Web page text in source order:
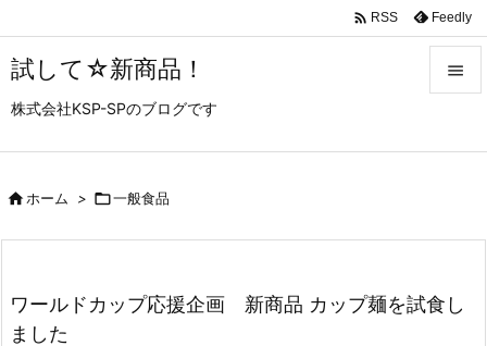
試して☆新商品！
株式会社KSP-SPのブログです

次へ
 RSS Feedly
ホーム > 一般食品
ワールドカップ応援企画 新商品 カップ麺を試食し
ました